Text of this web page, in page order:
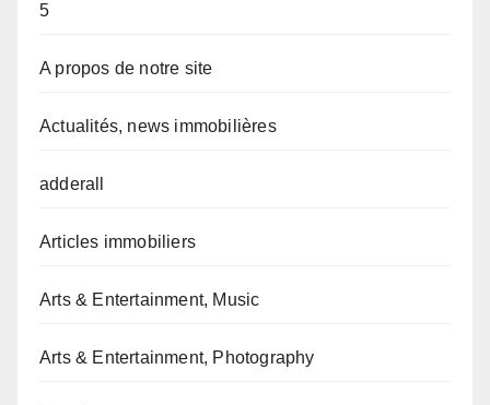
5
A propos de notre site
Actualités, news immobilières
adderall
Articles immobiliers
Arts & Entertainment, Music
Arts & Entertainment, Photography